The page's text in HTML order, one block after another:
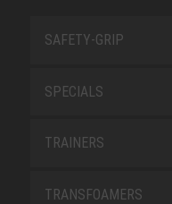
SAFETY-GRIP
SPECIALS
TRAINERS
TRANSFOAMERS